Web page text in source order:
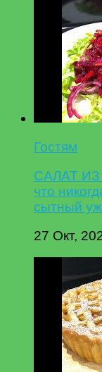
Гостям
САЛАТ ИЗ
что
сытный
27 Окт,